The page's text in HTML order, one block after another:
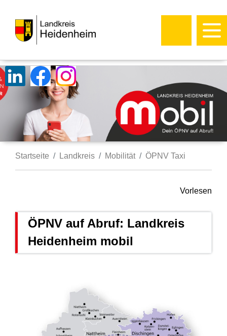
Startseite Landkreis Mobilität ÖPNV Taxi
Vorlesen
ÖPNV auf Abruf: Landkreis
Heidenheim mobil